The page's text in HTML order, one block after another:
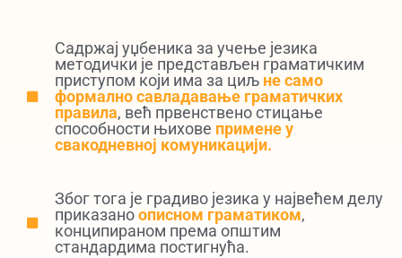
Садржај уџбеника за учење језика
методички је представљен граматичким
приступом који има за циљ не само
формално савладавање граматичких
правила, већ првенствено стицање
способности њихове примене у
свакодневној комуникацији.
Због тога је градиво језика у највећем делу
приказаноописном граматиком,
конципираном према општим
стандардима постигнућа.